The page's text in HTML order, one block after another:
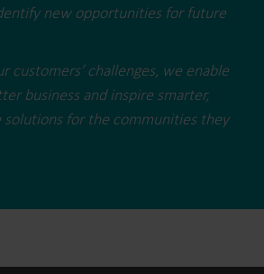
new opportunities for future
customers’ challenges, we enable
business and inspire smarter,
solutions for the communities they